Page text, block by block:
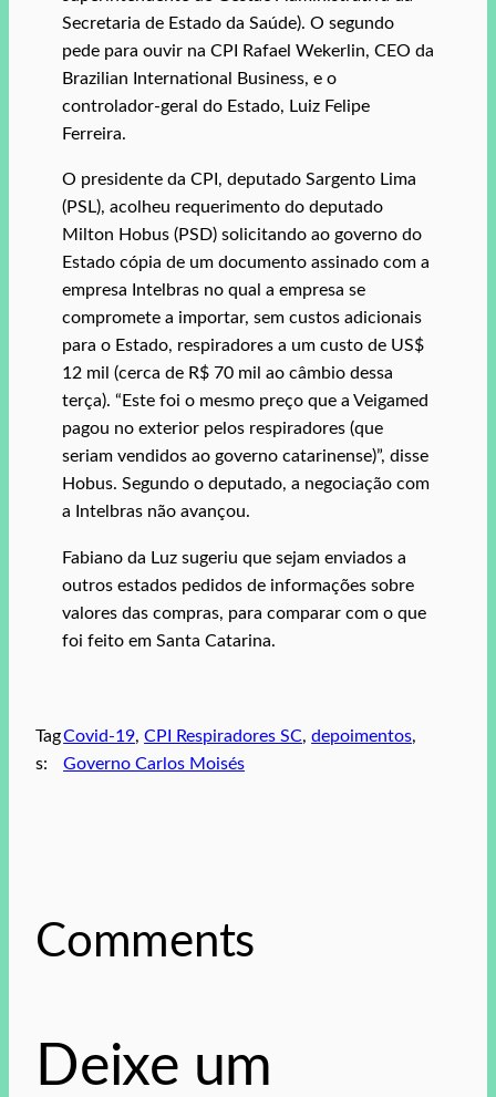
Secretaria de Estado da Saúde). O segundo
pede para ouvir na CPI Rafael Wekerlin, CEO da
Brazilian International Business, e o
controlador-geral do Estado, Luiz Felipe
Ferreira.
O presidente da CPI, deputado Sargento Lima
(PSL), acolheu requerimento do deputado
Milton Hobus (PSD) solicitando ao governo do
Estado cópia de um documento assinado com a
empresa Intelbras no qual a empresa se
compromete a importar, sem custos adicionais
para o Estado, respiradores a um custo de US$
12 mil (cerca de R$ 70 mil ao câmbio dessa
terça). “Este foi o mesmo preço que a Veigamed
pagou no exterior pelos respiradores (que
seriam vendidos ao governo catarinense)”, disse
Hobus. Segundo o deputado, a negociação com
a Intelbras não avançou.
Fabiano da Luz sugeriu que sejam enviados a
outros estados pedidos de informações sobre
valores das compras, para comparar com o que
foi feito em Santa Catarina.
Tag
s:
Covid-19, CPI Respiradores SC, depoimentos
Governo Carlos Moisés
Comments
Deixe um